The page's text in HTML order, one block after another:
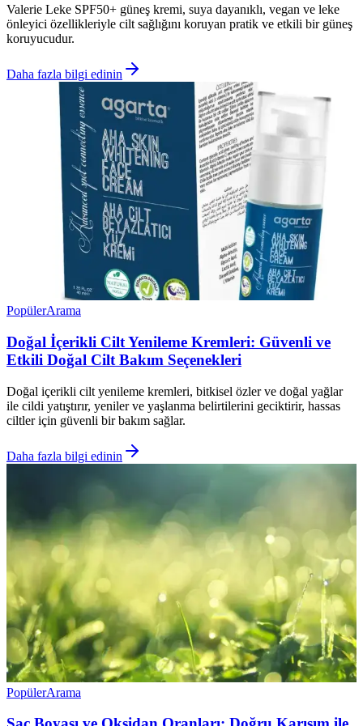
Valerie Leke SPF50+ güneş kremi, suya dayanıklı, vegan ve leke
önleyici özellikleriyle cilt sağlığını koruyan pratik ve etkili bir güneş
koruyucudur.
Daha fazla bilgi edinin
PopülerArama
Doğal İçerikli Cilt Yenileme Kremleri: Güvenli ve
Etkili Doğal Cilt Bakım Seçenekleri
Doğal içerikli cilt yenileme kremleri, bitkisel özler ve doğal yağlar
ile cildi yatıştırır, yeniler ve yaşlanma belirtilerini geciktirir, hassas
ciltler için güvenli bir bakım sağlar.
Daha fazla bilgi edinin
PopülerArama